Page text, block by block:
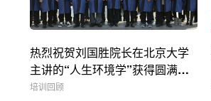
热烈祝贺刘国胜院长在北京大学
主讲的“人生环境学”获得圆满成
功
培训回顾